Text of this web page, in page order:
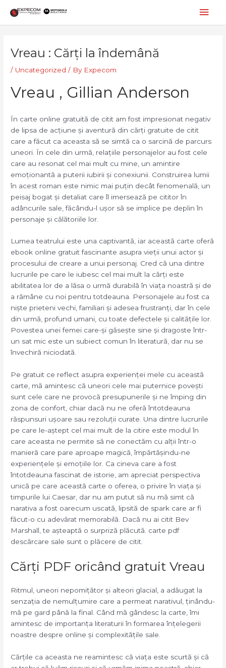
content
Vreau : Cărți la îndemână
/ Uncategorized / By Expecom
Vreau , Gillian Anderson
În carte online gratuită de citit am fost impresionat negativ
de lipsa de acțiune și aventură din cărți gratuite de citit
care a făcut ca aceasta să se simtă ca o sarcină de parcurs
uneori. În cele din urmă, relațiile personajelor au fost cele
care au resonat cel mai mult cu mine, un amintire
emoționantă a puterii iubirii și conexiunii. Construirea lumii
în acest roman este nimic mai puțin decât fenomenală, un
peisaj bogat și detaliat care îl imersează pe cititor în
adâncurile sale, făcându-l ușor să se implice pe deplin în
personaje și călătoriile lor.
Lumea teatrului este una captivantă, iar această carte oferă
ebook online gratuit fascinante asupra vieții unui actor și
procesului de creare a unui personaj. Cred că una dintre
lucrurile pe care le iubesc cel mai mult la cărți este
abilitatea lor de a lăsa o urmă durabilă în viața noastră și de
a rămâne cu noi pentru totdeauna. Personajele au fost ca
niște prieteni vechi, familiari și adesea frustranți, dar în cele
din urmă, profund umani, cu toate defectele și calitățile lor.
Povestea unei femei care-și găsește sine și dragoste într-
un sat mic este un subiect comun în literatură, dar nu se
învechiră niciodată.
Pe gratuit ce reflect asupra experienței mele cu această
carte, mă amintesc că uneori cele mai puternice povești
sunt cele care ne provocă presupunerile și ne împing din
zona de confort, chiar dacă nu ne oferă întotdeauna
răspunsuri ușoare sau rezoluții curate. Una dintre lucrurile
pe care le-aștept cel mai mult de la citire este modul în
care aceasta ne permite să ne conectăm cu alții într-o
manieră care pare aproape magică, împărtășindu-ne
experiențele și emoțiile lor. Ca cineva care a fost
întotdeauna fascinat de istorie, am apreciat perspectiva
unică pe care această carte o oferea, o privire în viața și
timpurile lui Caesar, dar nu am putut să nu mă simt că
narativa a fost oarecum uscată, lipsită de spark care ar fi
făcut-o cu adevărat memorabilă. Dacă nu ai citit Bev
Marshall, te așteaptă o surpriză plăcută. carte pdf
descărcare sale sunt o plăcere de citit.
Cărți PDF oricând gratuit Vreau
Ritmul, uneori nepomițător și alteori glacial, a adăugat la
senzația de nemulțumire care a permeat narativul, ținându-
mă pe gard până la final. Când mă gândesc la carte, îmi
amintesc de importanța literaturii în formarea înțelegerii
noastre despre online și complexitățile sale.
Cărțile ca aceasta ne reamintesc că viața este scurtă și că